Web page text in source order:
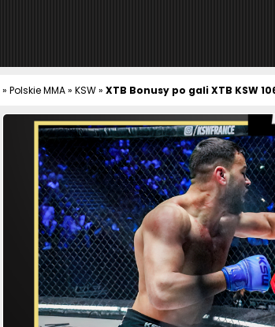
» Polskie MMA» KSW» XTB Bonusy po gali XTB KSW